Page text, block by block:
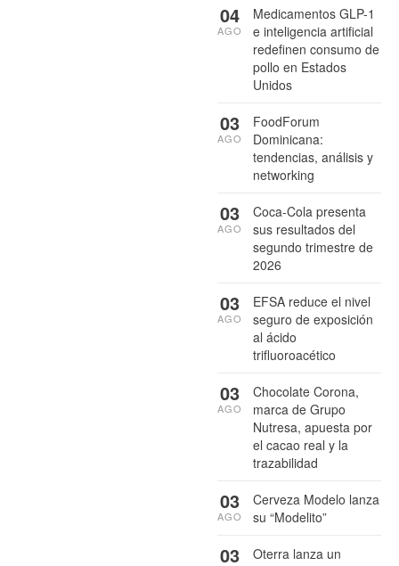
Medicamentos GLP-1
e inteligencia artificial
redefinen consumo de
pollo en Estados
Unidos
04
AGO
FoodForum
Dominicana:
tendencias, análisis y
networking
03
AGO
Coca-Cola presenta
sus resultados del
segundo trimestre de
2026
03
AGO
EFSA reduce el nivel
seguro de exposición
al ácido
trifluoroacético
03
AGO
Chocolate Corona,
marca de Grupo
Nutresa, apuesta por
el cacao real y la
trazabilidad
03
AGO
Cerveza Modelo lanza
su “Modelito”
03
AGO
Oterra lanza un
03